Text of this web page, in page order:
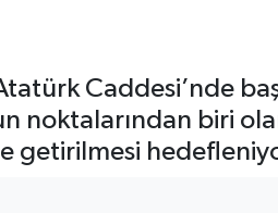
Caddesi’nde
noktalarından biri
getirilmesi